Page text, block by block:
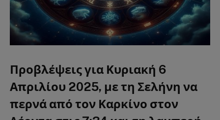
Προβλέψεις για Κυριακή 6
Απριλίου 2025, με τη Σελήνη να
περνά από τον Καρκίνο στον